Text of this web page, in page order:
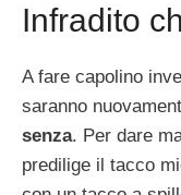
Infradito
A fare capolino
saranno
senza. Per dare
predilige il tacco